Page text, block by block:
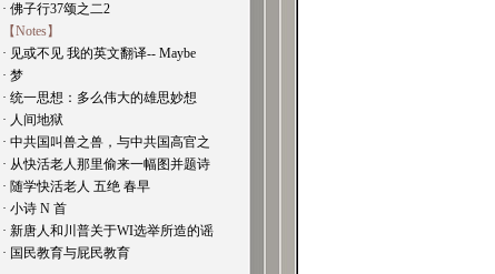
· 佛子行37颂之二2
【Notes】
· 见或不见 我的英文翻译-- Maybe
· 梦
· 统一思想：多么伟大的雄思妙想
· 人间地狱
· 中共国叫兽之兽，与中共国高官之
· 从快活老人那里偷来一幅图并题诗
· 随学快活老人 五绝 春早
· 小诗 N 首
· 新唐人和川普关于WI选举所造的谣
· 国民教育与屁民教育